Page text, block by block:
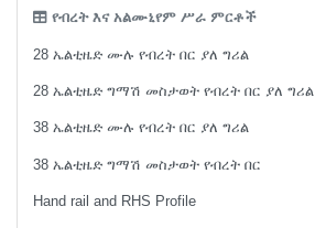
የብረት እና አልሙኒየም ሥራ ምርቶች
28 ኤልቲዜድ ሙሉ የብረት በር ያለ ግሪል
28 ኤልቲዜድ ግማሽ መስታወት የብረት በር ያለ ግሪል
38 ኤልቲዜድ ሙሉ የብረት በር ያለ ግሪል
38 ኤልቲዜድ ግማሽ መስታወት የብረት በር
Hand rail and RHS Profile